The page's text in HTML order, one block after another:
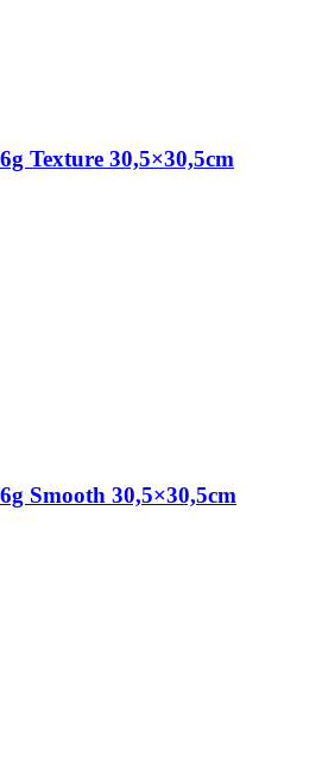
Texture 30,5×30,5cm
Smooth 30,5×30,5cm